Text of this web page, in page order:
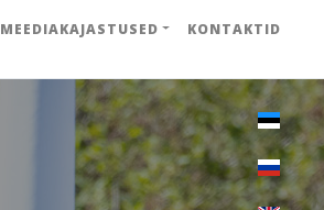
MEEDIAKAJASTUSED KONTAKTID